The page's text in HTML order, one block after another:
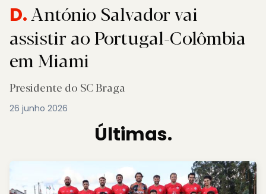
D.António Salvador vai
assistir ao Portugal-Colômbia
em Miami
Presidente do SC Braga
26 junho 2026
Últimas.